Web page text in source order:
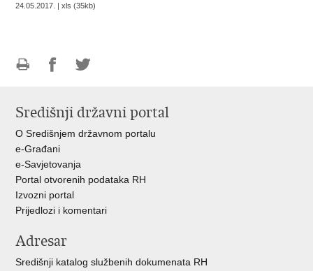
24.05.2017. | xls (35kb)
FacebookuTwitteru
Središnji državni portal
O Središnjem državnom portalu
e-Građani
e-Savjetovanja
Portal otvorenih podataka RH
Izvozni portal
Prijedlozi i komentari
Adresar
Središnji katalog službenih dokumenata RH